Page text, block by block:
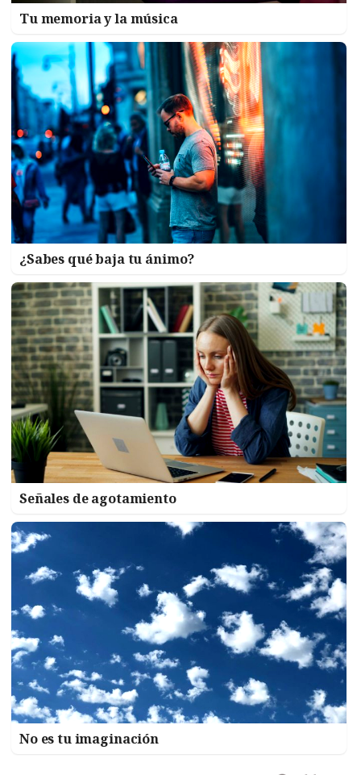
Tu memoria y la música
¿Sabes qué baja tu ánimo?
Señales de agotamiento
No es tu imaginación